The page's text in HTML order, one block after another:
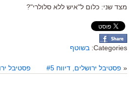
מצד שני: כלום ל"איש ללא סלולרי"?
Categories: בשוטף
« פסטיבל ירושלים, דיווח #5 פסטיבל